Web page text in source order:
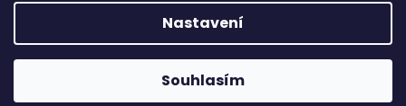
Nastavení
Souhlasím